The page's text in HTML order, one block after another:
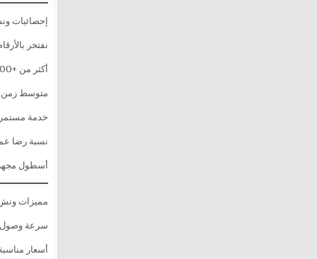
إحصائيات
نفتخر
أكثر من +20,000 عملية إنقاذ ناجحة
متوسط زمن الوصول: 30
خدمة مستمرة 24 ساعة
نسبة رضا
أسطول
مميزات ونش
سرعة وصول
أسعار